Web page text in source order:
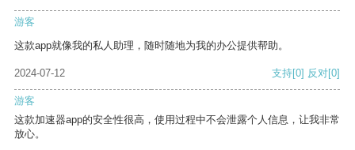
游客
这款app就像我的私人助理，随时随地为我的办公提供帮助。
2024-07-12 支持[0] 反对[0]
游客
这款加速器app的安全性很高，使用过程中不会泄露个人信息，让我非常
放心。